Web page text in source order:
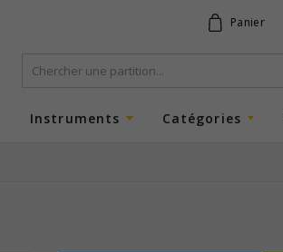
Panier
Instruments Catégories